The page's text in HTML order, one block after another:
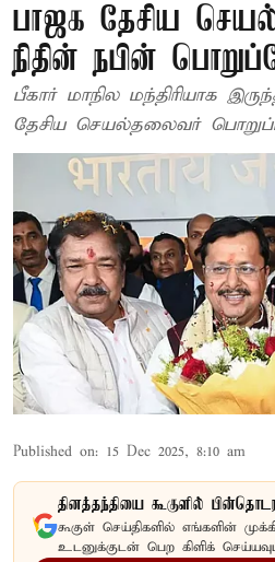
பாஜக தேசிய
நிதின் நபின்
பீகார் மாநில மந்திரியாக
தேசிய செயல்தலைவர்
Published on: 15 Dec 2025, 8:10 am
தினத்தந்தியை கூகுளில்
கூகுள் செய்திகளில் எங்களின்
உடனுக்குடன் பெற கிளிக்